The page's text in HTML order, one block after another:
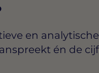
en
én de